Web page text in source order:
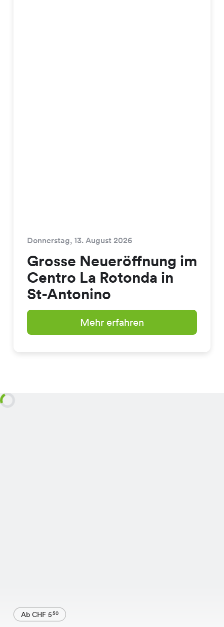
Donnerstag, 13. August 2026
Grosse Neueröffnung im
Centro La Rotonda in
St-Antonino
Mehr erfahren
Ab CHF 550